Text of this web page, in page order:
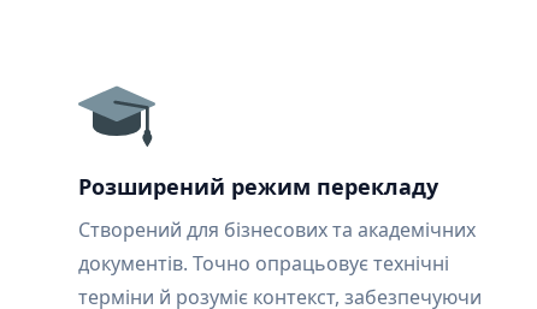
Розширений режим перекладу
Створений для бізнесових та академічних
документів. Точно опрацьовує технічні
терміни й розуміє контекст, забезпечуючи